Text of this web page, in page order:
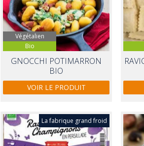
Bio
Végétalien
GNOCCHI POTIMARRON
BIO
VOIR LE PRODUIT
La fabrique grand froid